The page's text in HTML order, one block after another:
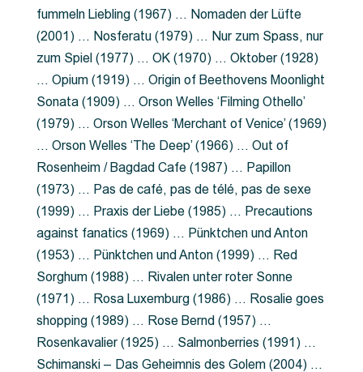
fummeln Liebling (1967) … Nomaden der Lüfte
(2001) … Nosferatu (1979) … Nur zum Spass, nur
zum Spiel (1977) … OK (1970) … Oktober (1928)
… Opium (1919) … Origin of Beethovens Moonlight
Sonata (1909) … Orson Welles ‘Filming Othello’
(1979) … Orson Welles ‘Merchant of Venice’ (1969)
… Orson Welles ‘The Deep’ (1966) … Out of
Rosenheim / Bagdad Cafe (1987) … Papillon
(1973) … Pas de café, pas de télé, pas de sexe
(1999) … Praxis der Liebe (1985) … Precautions
against fanatics (1969) … Pünktchen und Anton
(1953) … Pünktchen und Anton (1999) … Red
Sorghum (1988) … Rivalen unter roter Sonne
(1971) … Rosa Luxemburg (1986) … Rosalie goes
shopping (1989) … Rose Bernd (1957) …
Rosenkavalier (1925) … Salmonberries (1991) …
Schimanski – Das Geheimnis des Golem (2004) …